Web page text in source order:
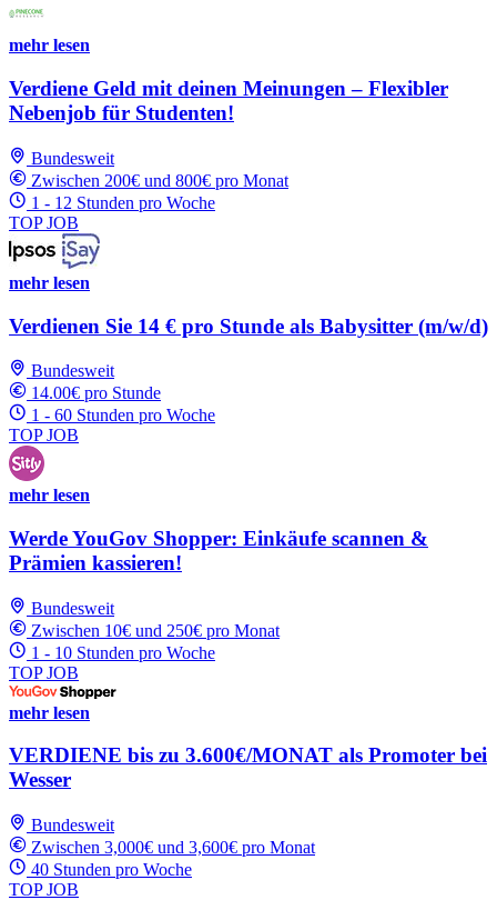
mehr lesen
Verdiene Geld mit deinen Meinungen – Flexibler
Nebenjob für Studenten!
Bundesweit
Zwischen 200€ und 800€ pro Monat
1 - 12 Stunden pro Woche
TOP JOB
mehr lesen
Verdienen Sie 14 € pro Stunde als Babysitter (m/w/d)
Bundesweit
14.00€ pro Stunde
1 - 60 Stunden pro Woche
TOP JOB
mehr lesen
Werde YouGov Shopper: Einkäufe scannen &
Prämien kassieren!
Bundesweit
Zwischen 10€ und 250€ pro Monat
1 - 10 Stunden pro Woche
TOP JOB
mehr lesen
VERDIENE bis zu 3.600€/MONAT als Promoter bei
Wesser
Bundesweit
Zwischen 3,000€ und 3,600€ pro Monat
40 Stunden pro Woche
TOP JOB